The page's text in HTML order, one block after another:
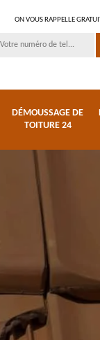
ON VOUS RAPPELLE
DÉMOUSSAGE DE
TOITURE 24